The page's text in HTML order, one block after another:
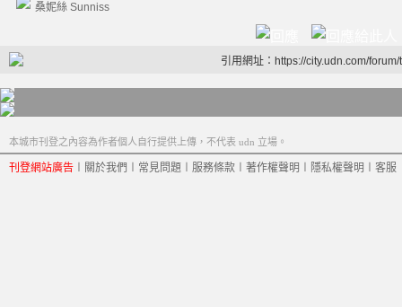
桑妮絲 Sunniss
引用網址：https://city.udn.com/
本城市刊登之內容為作者個人自行提供上傳，不代表 udn 立場。
刊登網站廣告 關於我們 常見問題 服務條款 著作權聲明 隱私權聲明 客服